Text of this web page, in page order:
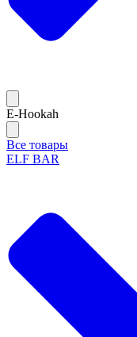
Е-Hookah
Все товары
ELF BAR